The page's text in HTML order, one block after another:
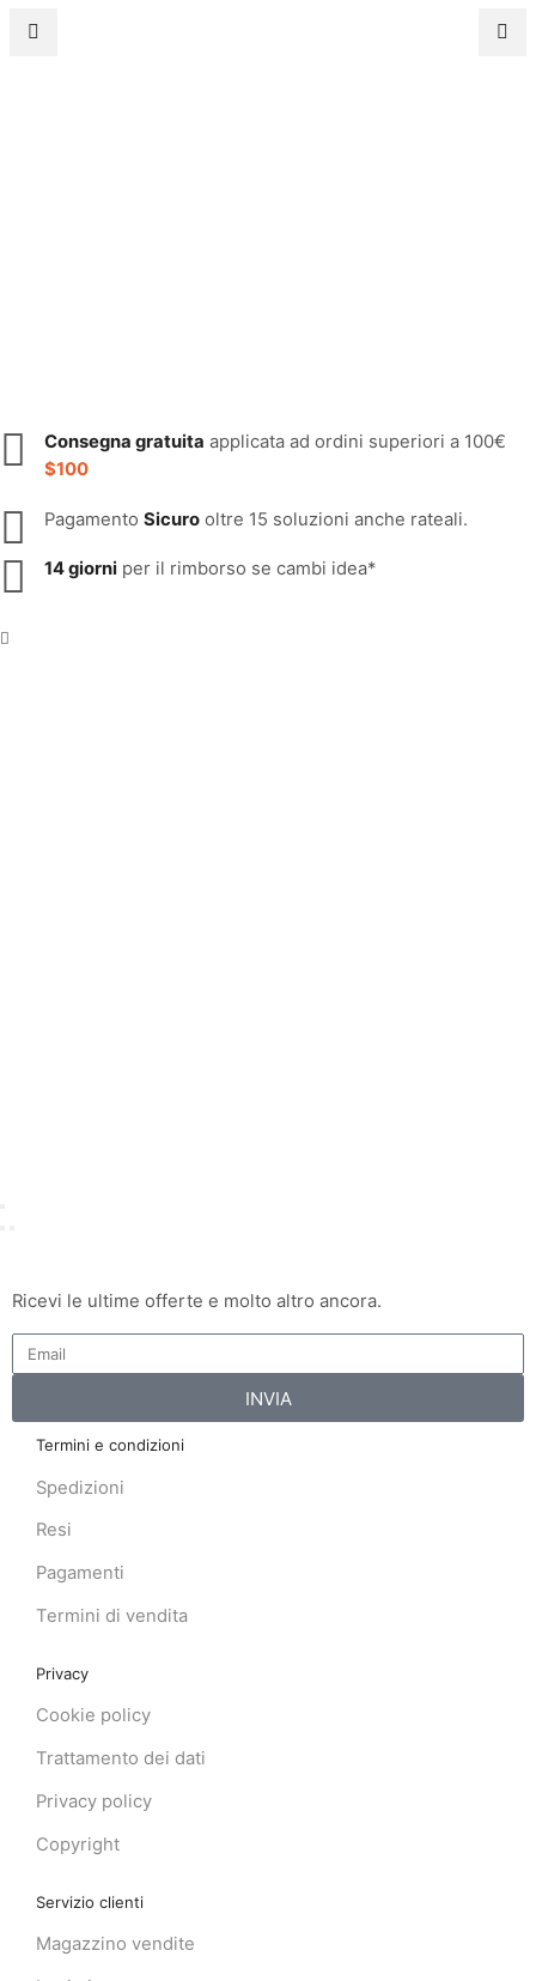
Consegna gratuita applicata ad ordini superiori a 100€
$100
Pagamento Sicuro oltre 15 soluzioni anche rateali.
14 giorni per il rimborso se cambi idea*
Ricevi le ultime offerte e molto altro ancora.
INVIA
Termini e condizioni
Spedizioni
Resi
Pagamenti
Termini di vendita
Privacy
Cookie policy
Trattamento dei dati
Privacy policy
Copyright
Servizio clienti
Magazzino vendite